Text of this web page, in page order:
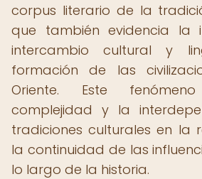
corpus literario de la
que también evidencia la
intercambio cultural y
formación de las
Oriente. Este
complejidad y la
tradiciones culturales en la
la continuidad de las
lo largo de la historia.